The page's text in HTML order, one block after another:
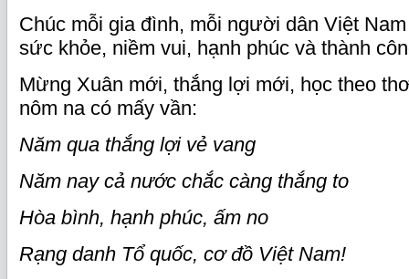
Chúc mỗi gia đình, mỗi người dân Việt
sức khỏe, niềm vui, hạnh phúc và thành
Mừng Xuân mới, thắng lợi mới, học theo
nôm na có mấy vần:
Năm qua thắng lợi vẻ vang
Năm nay cả nước chắc càng thắng to
Hòa bình, hạnh phúc, ấm no
Rạng danh Tổ quốc, cơ đồ Việt Nam!